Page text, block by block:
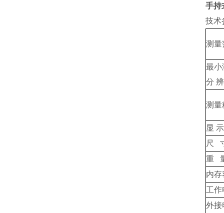
手持
技术
测量
最小
分
测量
显
尺
重
内存
工作
外接